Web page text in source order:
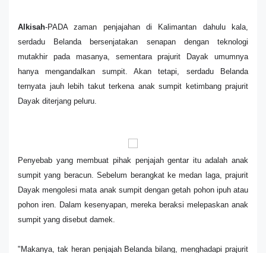
Alkisah-PADA zaman penjajahan di Kalimantan dahulu kala,
serdadu Belanda bersenjatakan senapan dengan teknologi
mutakhir pada masanya, sementara prajurit Dayak umumnya
hanya mengandalkan sumpit. Akan tetapi, serdadu Belanda
ternyata jauh lebih takut terkena anak sumpit ketimbang prajurit
Dayak diterjang peluru.
Penyebab yang membuat pihak penjajah gentar itu adalah anak
sumpit yang beracun. Sebelum berangkat ke medan laga, prajurit
Dayak mengolesi mata anak sumpit dengan getah pohon ipuh atau
pohon iren. Dalam kesenyapan, mereka beraksi melepaskan anak
sumpit yang disebut damek.
"Makanya, tak heran penjajah Belanda bilang, menghadapi prajurit